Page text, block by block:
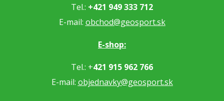
Tel.: +421 949 333 712
E-mail: obchod@geosport.sk
E-shop:
Tel.: +421 915 962 766
E-mail: objednavky@geosport.sk